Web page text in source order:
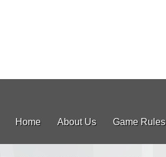
Home About Us Game Rules